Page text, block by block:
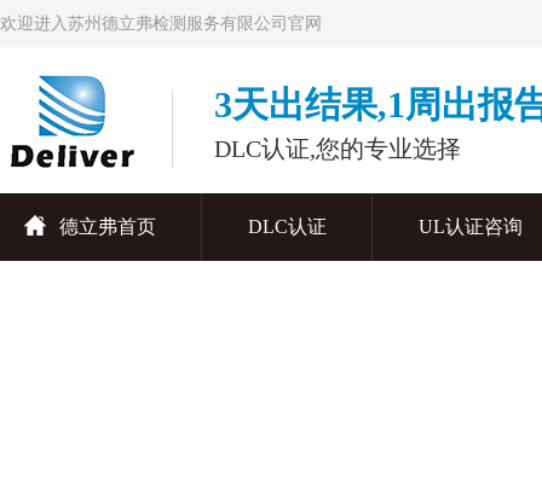
欢迎进入苏州德立弗检测服务有限公司官网
3天出结果,1周出报
DLC认证,您的专业选择
德立弗首页 DLC认证 UL认证咨询